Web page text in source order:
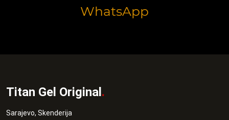
WhatsApp
Titan Gel Original.
Sarajevo, Skenderija